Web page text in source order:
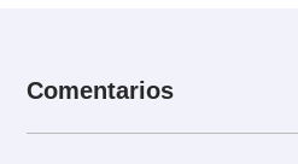
Comentarios